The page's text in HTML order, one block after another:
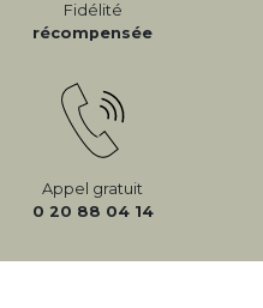
Fidélité
récompensée
Appel gratuit
0 20 88 04 14